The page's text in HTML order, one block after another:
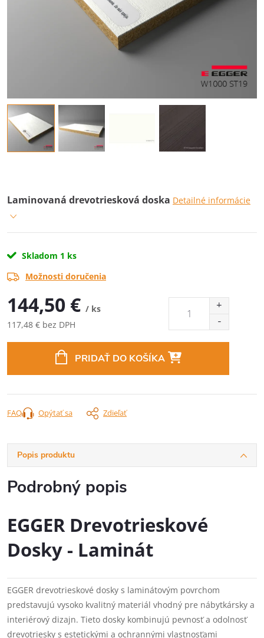
Laminovaná drevotriesková doska Detailné informácie
Skladom 1 ks
Možnosti doručenia
144,50 € / ks
117,48 € bez DPH
PRIDAŤ DO KOŠÍKA
Opýtať sa Zdieľať
FAQ
Popis produktu
Podrobný popis
EGGER Drevotrieskové
Dosky - Laminát
EGGER drevotrieskové dosky s laminátovým povrchom
predstavujú vysoko kvalitný materiál vhodný pre nábytkársky a
interiérový dizajn. Tieto dosky kombinujú pevnosť a odolnosť
drevotriesky s estetickými a ochrannými vlastnosťami